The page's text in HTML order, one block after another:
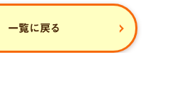
一覧に戻る